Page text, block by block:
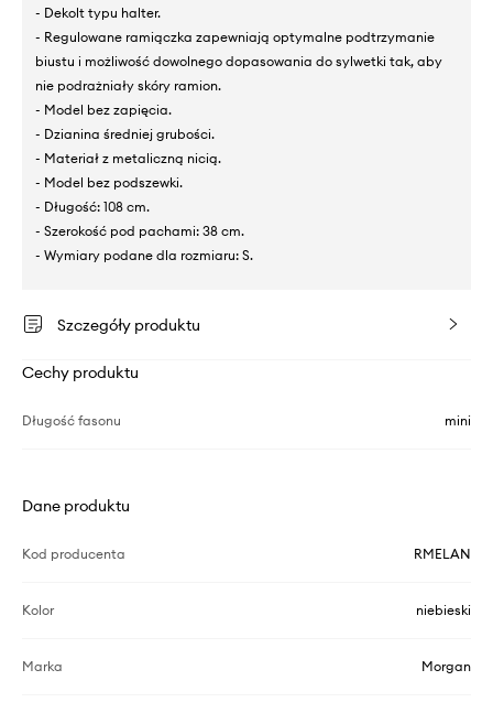
- Dekolt typu halter.
- Regulowane ramiączka zapewniają optymalne podtrzymanie
biustu i możliwość dowolnego dopasowania do sylwetki tak, aby
nie podrażniały skóry ramion.
- Model bez zapięcia.
- Dzianina średniej grubości.
- Materiał z metaliczną nicią.
- Model bez podszewki.
- Długość: 108 cm.
- Szerokość pod pachami: 38 cm.
- Wymiary podane dla rozmiaru: S.
Szczegóły produktu
Cechy produktu
Długość fasonu mini
Dane produktu
Kod producenta RMELAN
Kolor niebieski
Marka Morgan